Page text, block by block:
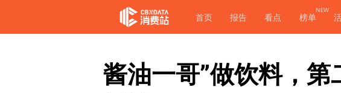
首页 报告 看点 榜单
NEW
酱油一哥”做饮料，